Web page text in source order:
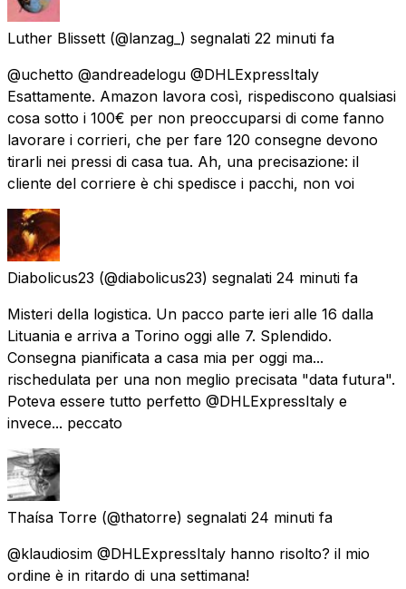
Luther Blissett (@lanzag_) segnalati 22 minuti fa
@uchetto @andreadelogu @DHLExpressItaly
Esattamente. Amazon lavora così, rispediscono qualsiasi
cosa sotto i 100€ per non preoccuparsi di come fanno
lavorare i corrieri, che per fare 120 consegne devono
tirarli nei pressi di casa tua. Ah, una precisazione: il
cliente del corriere è chi spedisce i pacchi, non voi
Diabolicus23 (@diabolicus23) segnalati 24 minuti fa
Misteri della logistica. Un pacco parte ieri alle 16 dalla
Lituania e arriva a Torino oggi alle 7. Splendido.
Consegna pianificata a casa mia per oggi ma...
rischedulata per una non meglio precisata "data futura".
Poteva essere tutto perfetto @DHLExpressItaly e
invece... peccato
Thaísa Torre (@thatorre) segnalati 24 minuti fa
@klaudiosim @DHLExpressItaly hanno risolto? il mio
ordine è in ritardo di una settimana!